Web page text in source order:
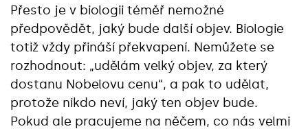
Přesto je v biologii téměř nemožné
předpovědět, jaký bude další objev. Biologie
totiž vždy přináší překvapení. Nemůžete se
rozhodnout: „udělám velký objev, za který
dostanu Nobelovu cenu“, a pak to udělat,
protože nikdo neví, jaký ten objev bude.
Pokud ale pracujeme na něčem, co nás velmi